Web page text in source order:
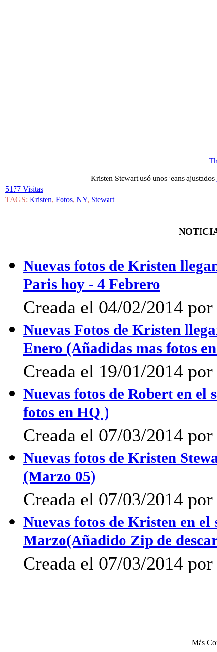
Kristen Stewart usó unos jeans ajustados
5177 Visitas
TAGS: Kristen, Fotos, NY, Stewart
Nuevas fotos de Kristen
Paris hoy - 4 Febrero
Creada el 04/02/2014
Nuevas Fotos de Kristen
Enero (Añadidas mas fotos
Creada el 19/01/2014
Nuevas fotos de Robert en el
fotos en HQ )
Creada el 07/03/2014
Nuevas fotos de Kristen
(Marzo 05)
Creada el 07/03/2014
Nuevas fotos de Kristen en
Marzo(Añadido Zip de
Creada el 07/03/2014
Más